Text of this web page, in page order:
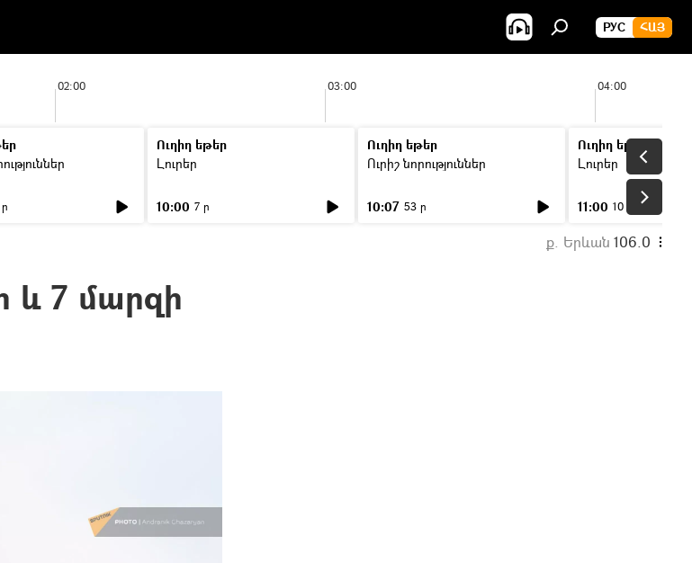
РУС ՀԱՅ
02:00 03:00 04:00
Ուղիղ եթեր
Լուրեր
10:00 7 ր
Ուղիղ եթեր
Ուրիշ նորություններ
10:07 53 ր
Ուղիղ եթեր
Լուրեր
11:00 10 ր
ք. Երևան 106.0
և 7 մարզի